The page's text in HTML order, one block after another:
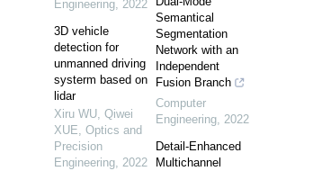
Engineering, 2022
3D vehicle
detection for
unmanned driving
systerm based on
lidar
Xiru WU, Qiwei
XUE, Optics and
Precision
Engineering, 2022
Semantical
Segmentation
Network with an
Independent
Fusion Branch
Computer
Engineering, 2022
Detail-Enhanced
Multichannel